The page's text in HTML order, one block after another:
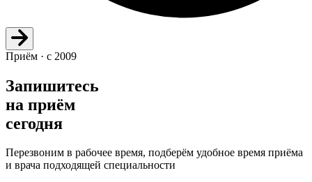
Приём · с 2009
Запишитесь
на приём
сегодня
Перезвоним в рабочее время, подберём удобное время приёма
и врача подходящей специальности